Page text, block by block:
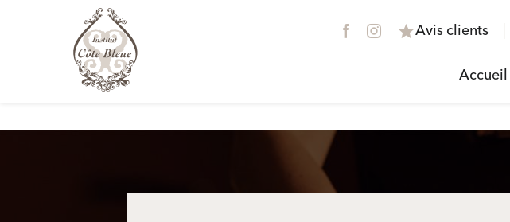
starAvis clients
Accueil
Panneau de gestion des cookies